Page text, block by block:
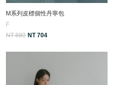
M系列皮標個性丹寧包
F
NT 880 NT 704